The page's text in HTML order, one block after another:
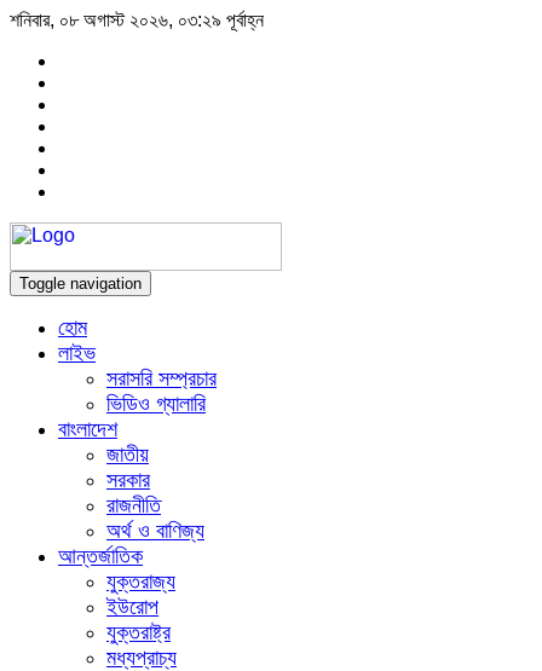
শনিবার, ০৮ অগাস্ট ২০২৬, ০৩:২৯ পূর্বাহ্ন
Toggle navigation
হোম
লাইভ
সরাসরি সম্প্রচার
ভিডিও গ্যালারি
বাংলাদেশ
জাতীয়
সরকার
রাজনীতি
অর্থ ও বাণিজ্য
আন্তর্জাতিক
যুক্তরাজ্য
ইউরোপ
যুক্তরাষ্ট্র
মধ্যপ্রাচ্য